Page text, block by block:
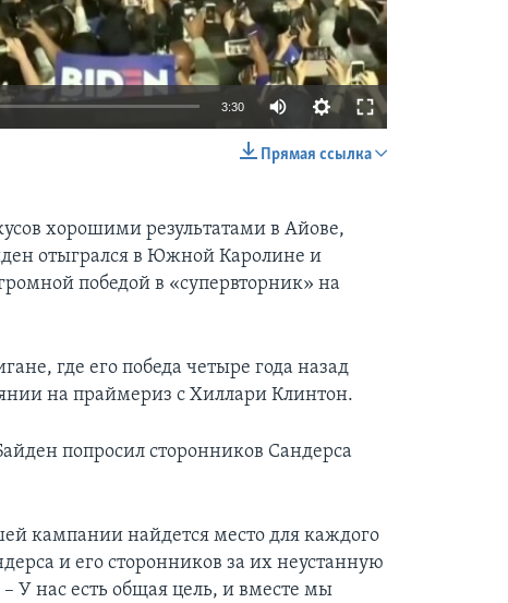
3:30
Прямая ссылка
хорошими результатами в Айове,
отыгрался в Южной Каролине и
победой в «супервторник» на
где его победа четыре года назад
на праймериз с Хиллари Клинтон.
попросил сторонников Сандерса
кампании найдется место для каждого
и его сторонников за их неустанную
У нас есть общая цель, и вместе мы